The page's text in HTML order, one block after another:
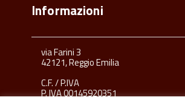
Informazioni
via Farini 3
42121, Reggio Emilia
C.F. / P.IVA
P. IVA 00145920351